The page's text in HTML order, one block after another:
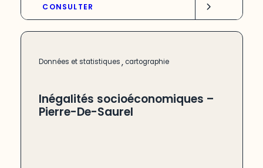
CONSULTER
Données et statistiques, cartographie
Inégalités socioéconomiques –
Pierre-De-Saurel